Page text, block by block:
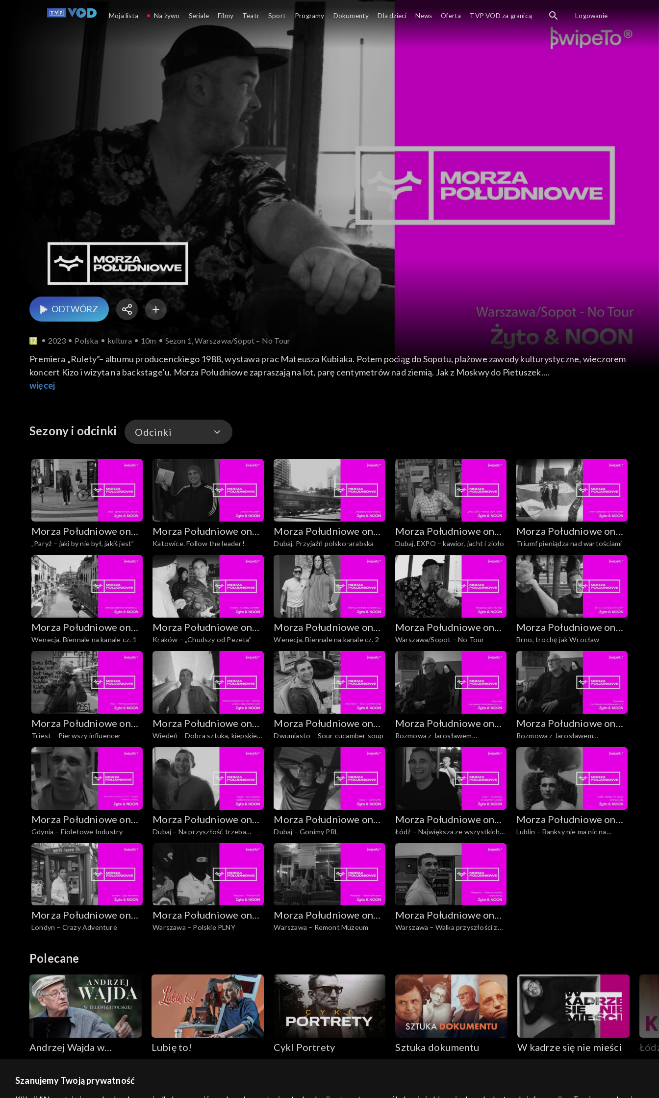
ODTWÓRZ
2023 Polska kultura 10m Sezon 1, Warszawa/Sopot – No Tour
Premiera „Rulety”– albumu producenckiego 1988, wystawa prac Mateusza Kubiaka. Potem pociąg do Sopotu, plażowe zawody kulturystyczne, wieczorem
koncert Kizo i wizyta na backstage’u. Morza Południowe zapraszają na lot, parę centymetrów nad ziemią. Jak z Moskwy do Pietuszek.
Łączny czas programu: 9:48
więcej
Sezony i odcinki Odcinki
Odcinki
Morza Południowe on
Tour
„Paryż – jaki by nie był, jakiś jest”
Morza Południowe on
Tour
Katowice. Follow the leader!
Morza Południowe on
Tour
Dubaj. Przyjaźń polsko-arabska
Morza Południowe on
Tour
Dubaj. EXPO – kawior, jacht i zioło
Morza Południowe on
Tour
Triumf pieniądza nad wartościami
Morza Południowe on
Tour
Wenecja. Biennale na kanale cz. 1
Morza Południowe on
Tour
Kraków – „Chudszy od Pezeta”
Morza Południowe on
Tour
Wenecja. Biennale na kanale cz. 2
Morza Południowe on
Tour
Warszawa/Sopot – No Tour
Morza Południowe on
Tour
Brno, trochę jak Wrocław
Morza Południowe on
Tour
Triest – Pierwszy influencer
Morza Południowe on
Tour
Wiedeń – Dobra sztuka, kiepskie
życie
Morza Południowe on
Tour
Dwumiasto – Sour cucamber soup
Morza Południowe on
Tour
Rozmowa z Jarosławem
Modzelewskim cz. 1
Morza Południowe on
Tour
Rozmowa z Jarosławem
Modzelewskim cz. 2
Morza Południowe on
Tour
Gdynia – Fioletowe Industry
Morza Południowe on
Tour
Dubaj – Na przyszłość trzeba
trochę poczekać
Morza Południowe on
Tour
Dubaj – Gonimy PRL
Morza Południowe on
Tour
Łódź – Największa ze wszystkich
gwiazd
Morza Południowe on
Tour
Lublin – Banksy nie ma nic na
Morza Południowe on
Tour
Londyn – Crazy Adventure
Morza Południowe on
Tour
Warszawa – Polskie PLNY
Morza Południowe on
Tour
Warszawa – Remont Muzeum
Morza Południowe on
Tour
Warszawa – Walka przyszłości z
Polecane
Andrzej Wajda w
Lubię to! Cykl Portrety Sztuka dokumentu W kadrze się nie mieści
Moja lista Na żywo Seriale Filmy Teatr Sport Programy Dokumenty Dla dzieci News Oferta TVP VOD za granicą Logowanie
Szanujemy Twoją prywatność